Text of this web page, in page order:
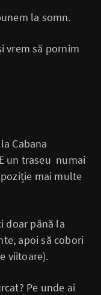
la somn.
vrem să pornim
Cabana
un traseu numai
mai multe
doar până la
apoi să cobori
viitoare).
Pe unde ai